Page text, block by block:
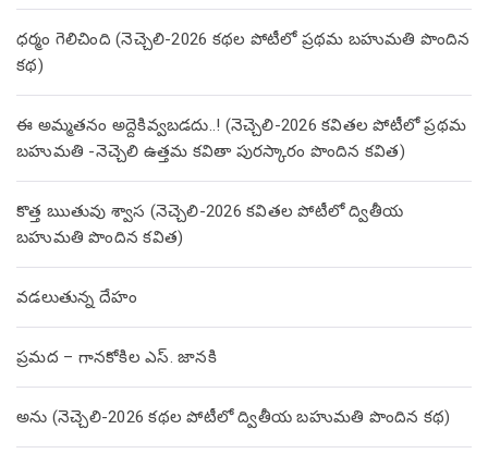
ధర్మం గెలిచింది (నెచ్చెలి-2026 కథల పోటీలో ప్రథమ బహుమతి పొందిన
కథ)
ఈ అమ్మతనం అద్దెకివ్వబడదు..! (నెచ్చెలి-2026 కవితల పోటీలో ప్రథమ
బహుమతి -నెచ్చెలి ఉత్తమ కవితా పురస్కారం పొందిన కవిత)
కొత్త ఋతువు శ్వాస (నెచ్చెలి-2026 కవితల పోటీలో ద్వితీయ
బహుమతి పొందిన కవిత)
వడలుతున్న దేహం
ప్రమద – గానకోకిల ఎస్. జానకి
అను (నెచ్చెలి-2026 కథల పోటీలో ద్వితీయ బహుమతి పొందిన కథ)